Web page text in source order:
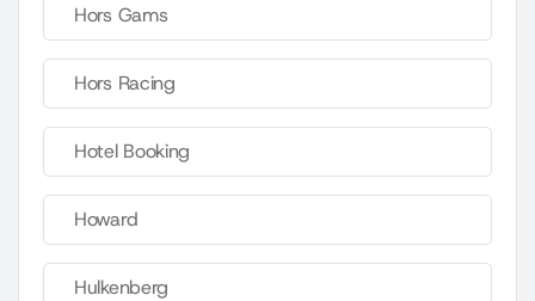
Hors Gams
Hors Racing
Hotel Booking
Howard
Hulkenberg